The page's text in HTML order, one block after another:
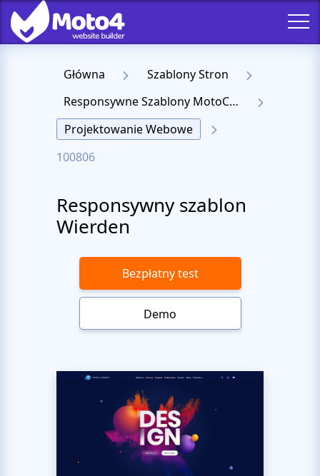
Główna
Szablony Stron
Responsywne Szablony MotoCMS 3
Projektowanie Webowe
100806
Responsywny szablon
Wierden
Bezpłatny test
Demo